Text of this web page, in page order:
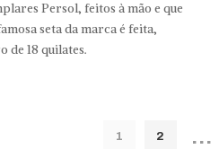
Persol, feitos à mão e que
seta da marca é feita,
de 18 quilates.
1 2 …